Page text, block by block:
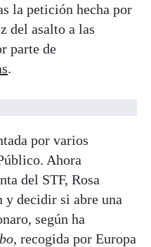
la petición hecha por
del asalto a las
parte de
.
por varios
Ahora
del STF, Rosa
y decidir si abre una
según ha
, recogida por Europa